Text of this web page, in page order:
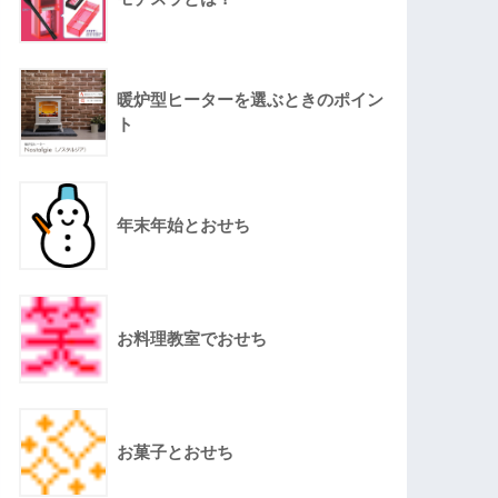
暖炉型ヒーターを選ぶときのポイン
ト
年末年始とおせち
お料理教室でおせち
お菓子とおせち